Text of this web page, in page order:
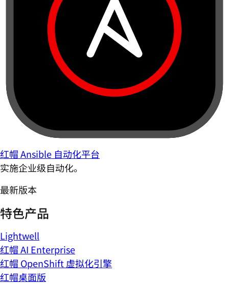
红帽 Ansible 自动化平台
实施企业级自动化。
最新版本
特色产品
Lightwell
红帽 AI Enterprise
红帽 OpenShift 虚拟化引擎
红帽桌面版